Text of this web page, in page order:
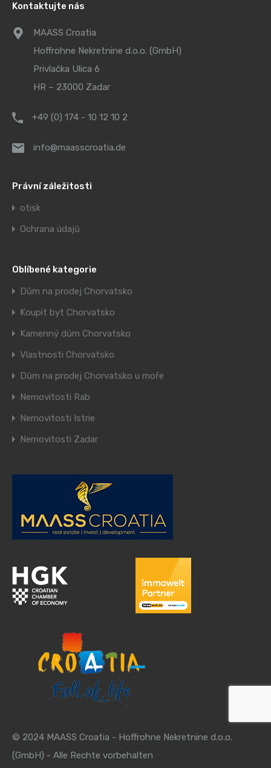
Kontaktujte nás
MAASS Croatia
Hoffrohne Nekretnine d.o.o. (GmbH)
Privlačka Ulica 6
HR – 23000 Zadar
+49 (0) 174 - 10 12 10 2
info@maasscroatia.de
Právní záležitosti
otisk
Ochrana údajů
Oblíbené kategorie
Dům na prodej Chorvatsko
Koupit byt Chorvatsko
Kamenný dům Chorvatsko
Vlastnosti Chorvatsko
Dům na prodej Chorvatsko u moře
Nemovitosti Rab
Nemovitosti Istrie
Nemovitosti Zadar
© 2024 MAASS Croatia - Hoffrohne Nekretnine d.o.o.
(GmbH) - Alle Rechte vorbehalten